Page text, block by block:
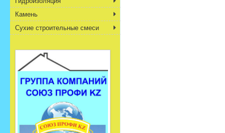
Камень
Сухие строительные смеси